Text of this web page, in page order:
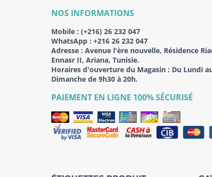
NOS INFORMATIONS
Mobile : (+216) 26 232 047
WhatsApp : +216 26 232 047
Adresse : Avenue l'ère nouvelle, Résidence
Ennasr II, Ariana, Tunisie.
Horaires d'ouverture du Magasin : Du Lundi
Dimanche de 9h30 à 20h.
PAIEMENT EN LIGNE 100% SÉCURISÉ